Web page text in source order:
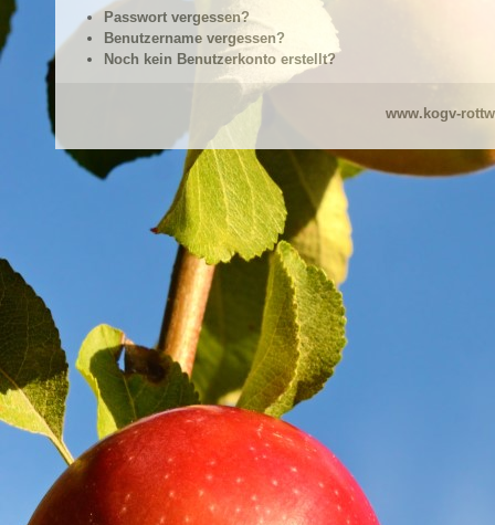
Passwort vergessen?
Benutzername vergessen?
Noch kein Benutzerkonto erstellt?
www.kogv-